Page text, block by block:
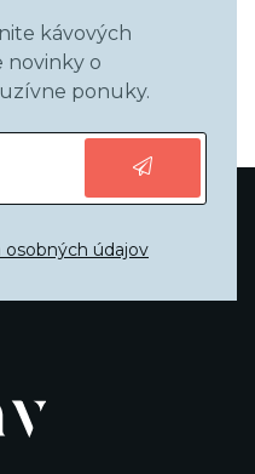
kávových
novinky o
ponuky.
osobných údajov